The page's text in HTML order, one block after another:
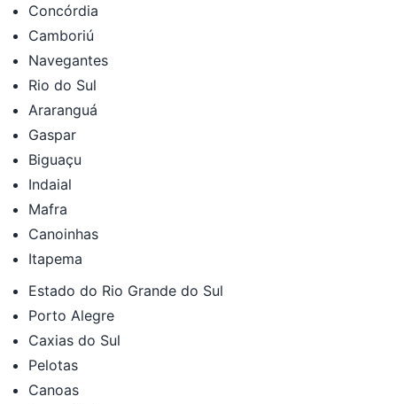
Concórdia
Camboriú
Navegantes
Rio do Sul
Araranguá
Gaspar
Biguaçu
Indaial
Mafra
Canoinhas
Itapema
Estado do Rio Grande do Sul
Porto Alegre
Caxias do Sul
Pelotas
Canoas